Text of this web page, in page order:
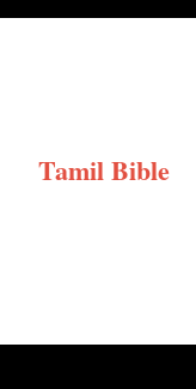
Tamil Bible